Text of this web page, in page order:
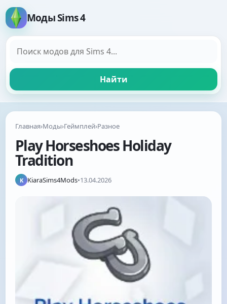
Моды Sims 4
Найти
Главная›Моды›Геймплей›Разное
Play Horseshoes Holiday
Tradition
K KiaraSims4Mods•13.04.2026